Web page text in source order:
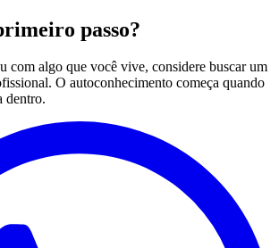
passo?
com algo que você vive, considere buscar um
O autoconhecimento começa quando
dentro.